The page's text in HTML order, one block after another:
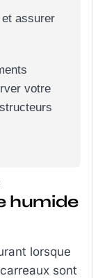
assurer
votre
humide
lorsque
sont